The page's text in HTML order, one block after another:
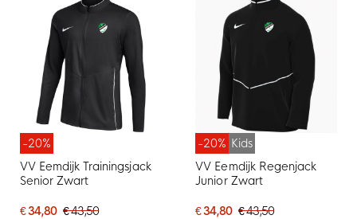
-20%
VV Eemdijk Trainingsjack
Senior Zwart
€ 34,80 € 43,50
-20% Kids
VV Eemdijk Regenjack
Junior Zwart
€ 34,80 € 43,50